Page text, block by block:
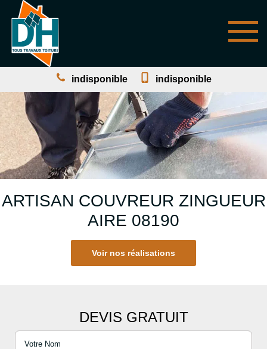
indisponible indisponible
ARTISAN COUVREUR ZINGUEUR
AIRE 08190
Voir nos réalisations
DEVIS GRATUIT